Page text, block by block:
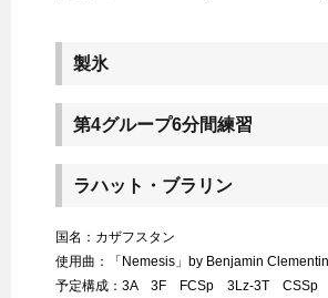
製氷
第4グループ6分間練習
ラハット・ブラリン
国名：カザフスタン
使用曲：「Nemesis」by Benjamin
予定構成：3A 3F FCSp 3Lz-3T CSSp